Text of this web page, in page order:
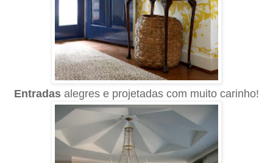
Entradas alegres e projetadas com muito carinho!